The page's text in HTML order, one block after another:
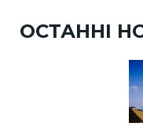
ОСТАННІ